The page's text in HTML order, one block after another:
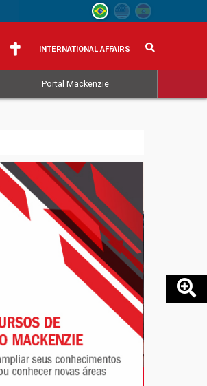
INTERNATIONAL AFFAIRS
Portal Mackenzie